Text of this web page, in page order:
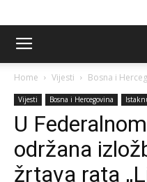
Home Vijesti Bosna i
Vijesti Bosna i Hercegovina
U
održana
žrtava rata